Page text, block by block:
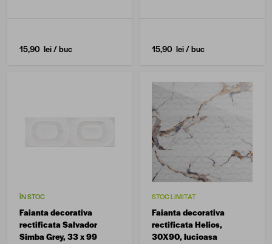
15,90 lei/ buc 15,90 lei/ buc
ÎN STOC
Faianta decorativa
rectificata Salvador
Simba Grey, 33 x 99
STOC LIMITAT
Faianta decorativa
rectificata Helios,
30X90, lucioasa